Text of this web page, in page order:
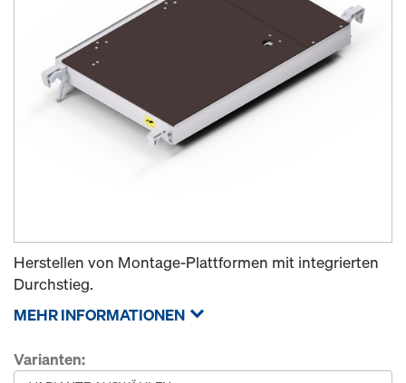
Herstellen von Montage-Plattformen mit integrierten
Durchstieg.
MEHR INFORMATIONEN
Varianten: